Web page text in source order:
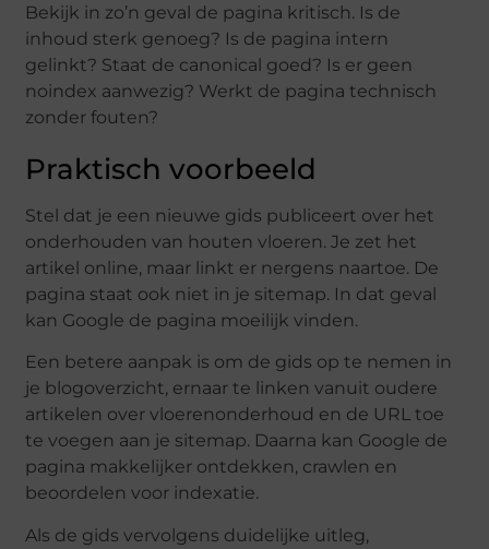
Bekijk in zo’n geval de pagina kritisch. Is de
inhoud sterk genoeg? Is de pagina intern
gelinkt? Staat de canonical goed? Is er geen
noindex aanwezig? Werkt de pagina technisch
zonder fouten?
Praktisch voorbeeld
Stel dat je een nieuwe gids publiceert over het
onderhouden van houten vloeren. Je zet het
artikel online, maar linkt er nergens naartoe. De
pagina staat ook niet in je sitemap. In dat geval
kan Google de pagina moeilijk vinden.
Een betere aanpak is om de gids op te nemen in
je blogoverzicht, ernaar te linken vanuit oudere
artikelen over vloerenonderhoud en de URL toe
te voegen aan je sitemap. Daarna kan Google de
pagina makkelijker ontdekken, crawlen en
beoordelen voor indexatie.
Als de gids vervolgens duidelijke uitleg,